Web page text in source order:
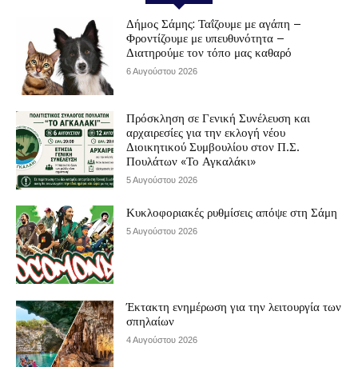
Δήμος Σάμης: Ταΐζουμε με αγάπη –
Φροντίζουμε με υπευθυνότητα –
Διατηρούμε τον τόπο μας καθαρό
6 Αυγούστου 2026
Πρόσκληση σε Γενική Συνέλευση και
αρχαιρεσίες για την εκλογή νέου
Διοικητικού Συμβουλίου στον Π.Σ.
Πουλάτων «Το Αγκαλάκι»
5 Αυγούστου 2026
Κυκλοφοριακές ρυθμίσεις απόψε στη Σάμη
5 Αυγούστου 2026
Έκτακτη ενημέρωση για την λειτουργία των
σπηλαίων
4 Αυγούστου 2026